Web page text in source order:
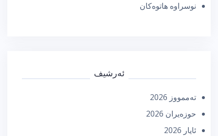
نوسراوە هاتوەکان
ئەرشیف
تەممووز 2026
حوزه‌یران 2026
ئایار 2026